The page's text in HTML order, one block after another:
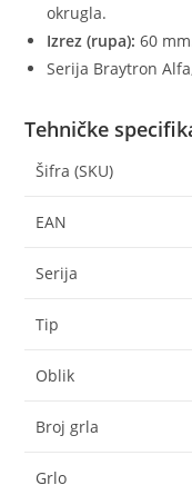
okrugla.
Izrez (rupa): 60
Serija Braytron
Tehničke
Šifra (SKU)
EAN
Serija
Tip
Oblik
Broj grla
Grlo